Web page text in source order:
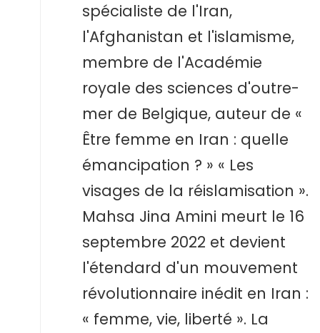
spécialiste de l'Iran,
l'Afghanistan et l'islamisme,
membre de l'Académie
royale des sciences d'outre-
mer de Belgique, auteur de «
Être femme en Iran : quelle
émancipation ? » « Les
visages de la réislamisation ».
Mahsa Jina Amini meurt le 16
septembre 2022 et devient
l'étendard d'un mouvement
révolutionnaire inédit en Iran :
« femme, vie, liberté ». La